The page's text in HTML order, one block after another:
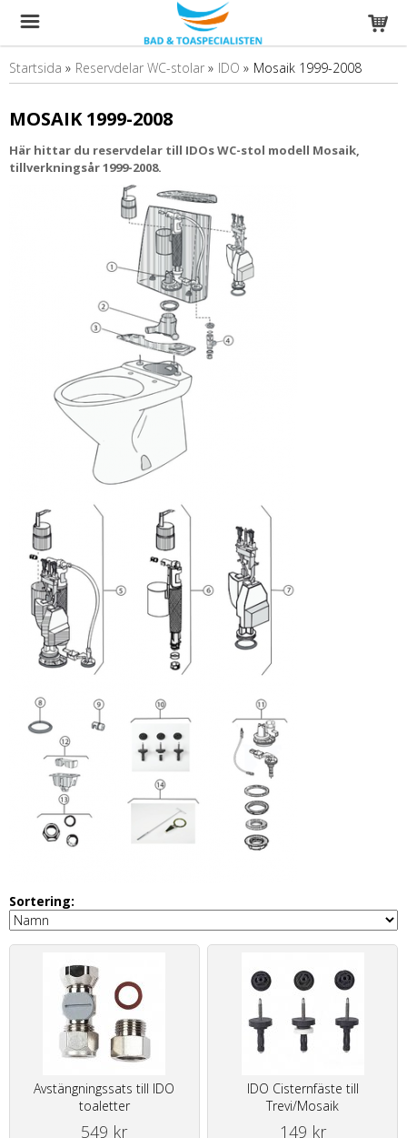
Startsida » Reservdelar WC-stolar » IDO » Mosaik 1999-2008
MOSAIK 1999-2008
Här hittar du reservdelar till IDOs WC-stol modell Mosaik,
tillverkningsår 1999-2008.
Sortering:
Avstängningssats till IDO
toaletter
549 kr
IDO Cisternfäste till
Trevi/Mosaik
149 kr